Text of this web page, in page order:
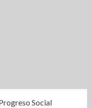
Social